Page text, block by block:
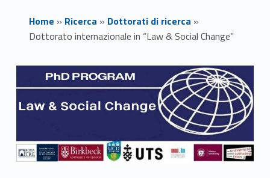
Home » Ricerca » Dottorati di ricerca »
Dottorato internazionale in “Law & Social Change”
o
t